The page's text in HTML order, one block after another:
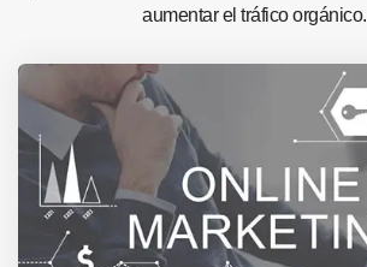
aumentar el tráfico orgánico.